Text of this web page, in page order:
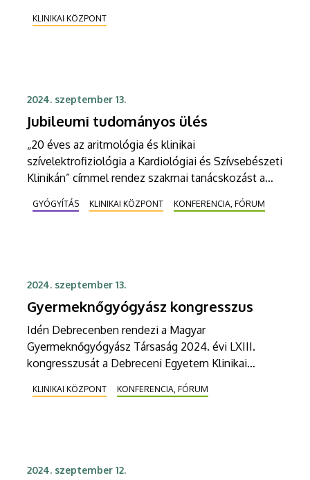
rendez október 8-án, kedden 13 órától. Időpont:
KLINIKAI KÖZPONT
2024. szeptember 13.
Jubileumi tudományos ülés
„20 éves az aritmológia és klinikai
szívelektrofiziológia a Kardiológiai és Szívsebészeti
Klinikán” címmel rendez szakmai tanácskozást a
GYÓGYÍTÁS KLINIKAI KÖZPONT KONFERENCIA, FÓRUM
2024. szeptember 13.
Gyermeknőgyógyász kongresszus
Idén Debrecenben rendezi a Magyar
Gyermeknőgyógyász Társaság 2024. évi LXIII.
kongresszusát a Debreceni Egyetem Klinikai
KLINIKAI KÖZPONT KONFERENCIA, FÓRUM
2024. szeptember 12.